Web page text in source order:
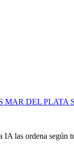
MAR DEL PLATA
las ordena